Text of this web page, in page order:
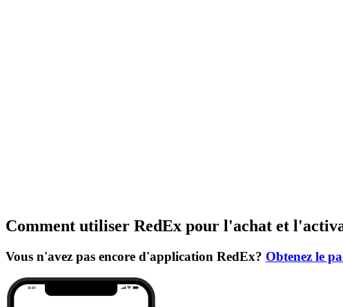
Comment utiliser RedEx pour l'achat et
Vous n'avez pas encore d'application RedEx? Obtenez le